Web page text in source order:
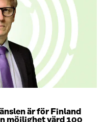
är för Finland
möjlighet värd 100